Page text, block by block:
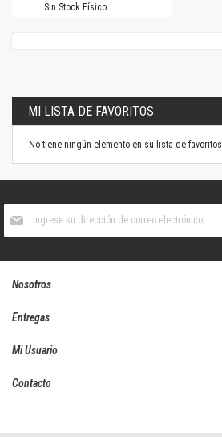
Sin Stock Físico
MI LISTA DE FAVORITOS
No tiene ningún elemento en su lista de favoritos.
boletín
Nosotros
Entregas
Mi Usuario
Contacto